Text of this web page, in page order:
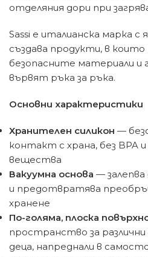
отделяния дори при
Sassi е италианска марка с
създава продукти, в които
безопасните материали и
вървят ръка за ръка.
Основни характеристики
Хранителен силикон —
контакт с храна, без BPA
вещества
Вакуумна основа —
и предотвратява
хранене
По-голяма, плоска
пространство за различни
деца, напреднали в